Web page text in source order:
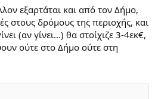
εξαρτάται και από τον Δήμο,
στους δρόμους της περιοχής, και
(αν γίνει...) θα στοίχιζε 3-4εκ€,
ούτε στο Δήμο ούτε στη